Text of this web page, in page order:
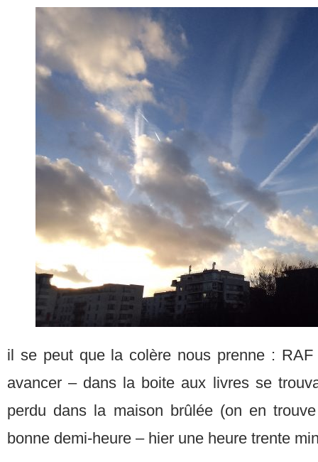
il se peut que la colère nous prenne :
avancer – dans la boite aux livres se
perdu dans la maison brûlée (on en
bonne demi-heure – hier une heure trente